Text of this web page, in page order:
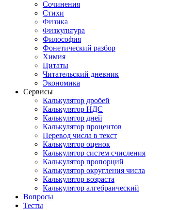
Сочинения
Стихи
Физика
Физкультура
Философия
Фонетический разбор
Химия
Цитаты
Читательский дневник
Экономика
Сервисы
Калькулятор дробей
Калькулятор НДС
Калькулятор дней
Калькулятор процентов
Перевод числа в текст
Калькулятор оценок
Калькулятор систем счисления
Калькулятор пропорций
Калькулятор округления числа
Калькулятор возраста
Калькулятор алгебраический
Вопросы
Тесты